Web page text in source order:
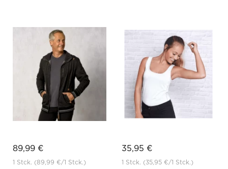
89,99 €
1 Stck. (89,99 €/1 Stck.)
35,95 €
1 Stck. (35,95 €/1 Stck.)